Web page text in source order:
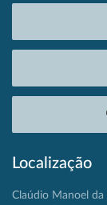
Localização
Claúdio Manoel